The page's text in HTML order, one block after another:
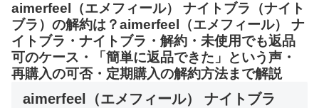
aimerfeel（エメフィール） ナイトブラ（ナイト
ブラ）の解約は？aimerfeel（エメフィール） ナ
イトブラ・ナイトブラ・解約・未使用でも返品
可のケース・「簡単に返品できた」という声・
再購入の可否・定期購入の解約方法まで解説
aimerfeel（エメフィール） ナイトブラ